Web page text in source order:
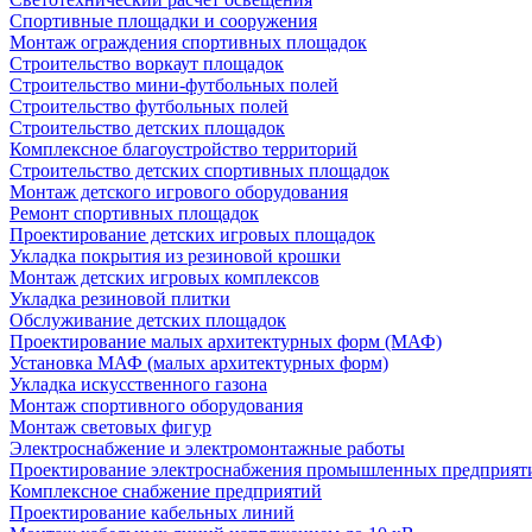
Спортивные площадки и сооружения
Монтаж ограждения спортивных площадок
Строительство воркаут площадок
Строительство мини-футбольных полей
Строительство футбольных полей
Строительство детских площадок
Комплексное благоустройство территорий
Строительство детских спортивных площадок
Монтаж детского игрового оборудования
Ремонт спортивных площадок
Проектирование детских игровых площадок
Укладка покрытия из резиновой крошки
Монтаж детских игровых комплексов
Укладка резиновой плитки
Обслуживание детских площадок
Проектирование малых архитектурных форм (МАФ)
Установка МАФ (малых архитектурных форм)
Укладка искусственного газона
Монтаж спортивного оборудования
Монтаж световых фигур
Электроснабжение и электромонтажные работы
Проектирование электроснабжения промышленных
Комплексное снабжение предприятий
Проектирование кабельных линий